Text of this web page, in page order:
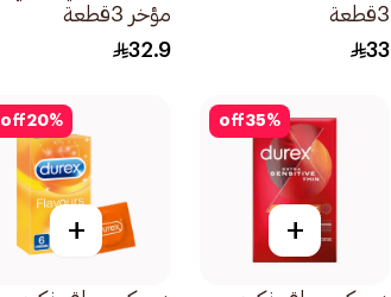
3قطعة
33
مؤخر 3قطعة
32.9
35%
off
+
20%
off
+